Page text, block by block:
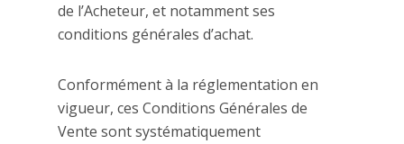
de l’Acheteur, et notamment ses
conditions générales d’achat.
Conformément à la réglementation en
vigueur, ces Conditions Générales de
Vente sont systématiquement